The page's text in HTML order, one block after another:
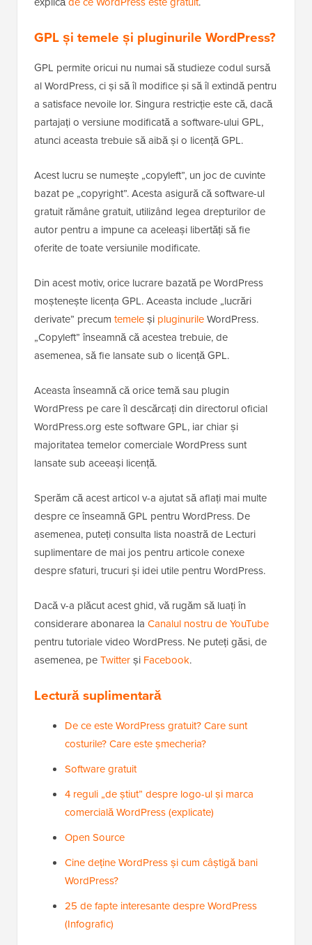
GPL și temele și pluginurile WordPress?
GPL permite oricui nu numai să studieze codul sursă
al WordPress, ci și să îl modifice și să îl extindă pentru
a satisface nevoile lor. Singura restricție este că, dacă
partajați o versiune modificată a software-ului GPL,
atunci aceasta trebuie să aibă și o licență GPL.
Acest lucru se numește „copyleft”, un joc de cuvinte
bazat pe „copyright”. Acesta asigură că software-ul
gratuit rămâne gratuit, utilizând legea drepturilor de
autor pentru a impune ca aceleași libertăți să fie
oferite de toate versiunile modificate.
Din acest motiv, orice lucrare bazată pe WordPress
moștenește licența GPL. Aceasta include „lucrări
derivate” precum temeleși pluginurileWordPress.
„Copyleft” înseamnă că acestea trebuie, de
asemenea, să fie lansate sub o licență GPL.
Aceasta înseamnă că orice temă sau plugin
WordPress pe care îl descărcați din directorul oficial
WordPress.org este software GPL, iar chiar și
majoritatea temelor comerciale WordPress sunt
lansate sub aceeași licență.
Sperăm că acest articol v-a ajutat să aflați mai multe
despre ce înseamnă GPL pentru WordPress. De
asemenea, puteți consulta lista noastră de Lecturi
suplimentare de mai jos pentru articole conexe
despre sfaturi, trucuri și idei utile pentru WordPress.
Dacă v-a plăcut acest ghid, vă rugăm să luați în
considerare abonarea la Canalul nostru de YouTube
pentru tutoriale video WordPress. Ne puteți găsi, de
asemenea, peTwitterși Facebook.
Lectură suplimentară
De ce este WordPress gratuit? Care sunt
costurile? Care este șmecheria?
Software gratuit
4 reguli „de știut” despre logo-ul și marca
comercială WordPress (explicate)
Open Source
Cine deține WordPress și cum câștigă bani
WordPress?
25 de fapte interesante despre WordPress
(Infografic)